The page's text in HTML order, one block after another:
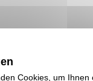
Cookies, um Ihnen